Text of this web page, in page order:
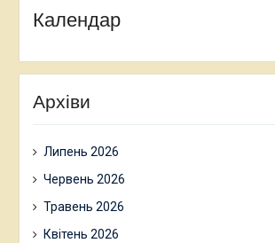
Календар
Архіви
Липень 2026
Червень 2026
Травень 2026
Квітень 2026